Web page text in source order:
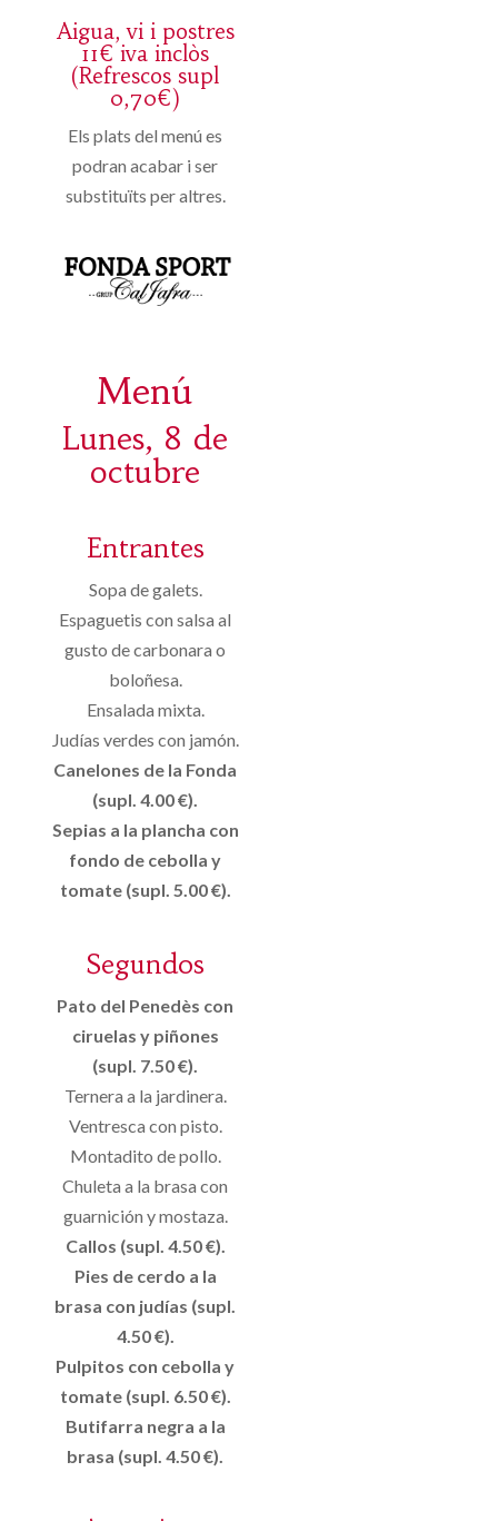
Aigua, vi i postres
11€ iva inclòs
(Refrescos supl
0,70€)
Els plats del menú es
podran acabar i ser
substituïts per altres.
Menú
Lunes, 8 de
octubre
Entrantes
Sopa de galets.
Espaguetis con salsa al
gusto de carbonara o
boloñesa.
Ensalada mixta.
Judías verdes con jamón.
Canelones de la Fonda
(supl. 4.00 €).
Sepias a la plancha con
fondo de cebolla y
tomate (supl. 5.00 €).
Segundos
Pato del Penedès con
ciruelas y piñones
(supl. 7.50 €).
Ternera a la jardinera.
Ventresca con pisto.
Montadito de pollo.
Chuleta a la brasa con
guarnición y mostaza.
Callos (supl. 4.50 €).
Pies de cerdo a la
brasa con judías (supl.
4.50 €).
Pulpitos con cebolla y
tomate (supl. 6.50 €).
Butifarra negra a la
brasa (supl. 4.50 €).